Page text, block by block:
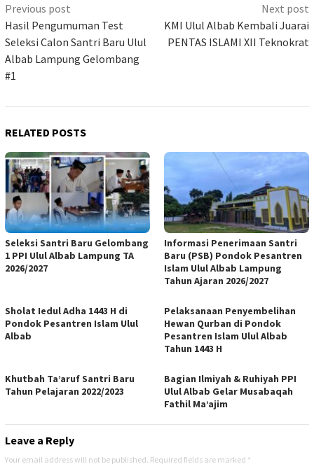
Previous post
Hasil Pengumuman Test
Seleksi Calon Santri Baru Ulul
Albab Lampung Gelombang
#1
Next post
KMI Ulul Albab Kembali Juarai
PENTAS ISLAMI XII Teknokrat
RELATED POSTS
Seleksi Santri Baru Gelombang
1 PPI Ulul Albab Lampung TA
2026/2027
Informasi Penerimaan Santri
Baru (PSB) Pondok Pesantren
Islam Ulul Albab Lampung
Tahun Ajaran 2026/2027
Sholat Iedul Adha 1443 H di
Pondok Pesantren Islam Ulul
Albab
Pelaksanaan Penyembelihan
Hewan Qurban di Pondok
Pesantren Islam Ulul Albab
Tahun 1443 H
Khutbah Ta’aruf Santri Baru
Tahun Pelajaran 2022/2023
Bagian Ilmiyah & Ruhiyah PPI
Ulul Albab Gelar Musabaqah
Fathil Ma’ajim
Leave a Reply
Your email address will not be published. Required fields are marked *